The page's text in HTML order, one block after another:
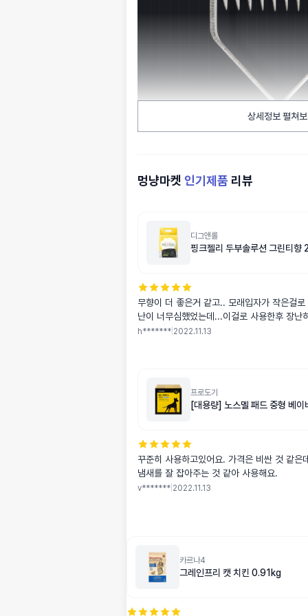
상세정보 펼쳐
멍냥마켓 인기제품 리뷰
디그앤롤
핑크젤리 두부솔루션 그린티향
무향이 더 좋은거 같고.. 모래입자가 작은걸로 사용할때는 장
난이 너무심했었
h******* 2022.11.13
프로도기
[대용량] 노스멜 패드 중형 베
꾸준히 사용하고있어요. 가격은 비싼 것 같은
냄새를 잘 잡아주는 것 같아 사용해요.
v******* 2022.11.13
카르나4
그레인프리 캣 치킨 0.91kg